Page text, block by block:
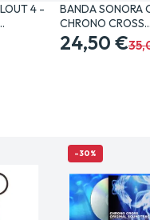
4 -
BANDA SONORA
CHRONO CROSS
24,50 €
-30%